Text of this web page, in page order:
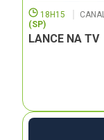
18H15
(SP)
LANCE NA TV